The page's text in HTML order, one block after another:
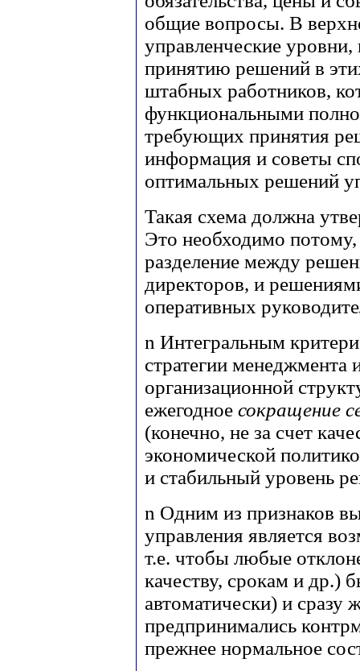
общие вопросы. В
управленческие
принятию решений в
штабных работников,
функциональными
требующих принятия
информация и советы
оптимальных решений
Такая схема должна
Это необходимо
разделение между
директоров, и
оперативных
n Интегральным
стратегии менеджмента
организационной
ежегодное сокращение
(конечно, не за счет
экономической
и стабильный уровень
n Одним из признаков
управления является
т.е. чтобы любые
качеству, срокам и др.)
автоматически) и сразу
предпринимались
прежнее нормальное